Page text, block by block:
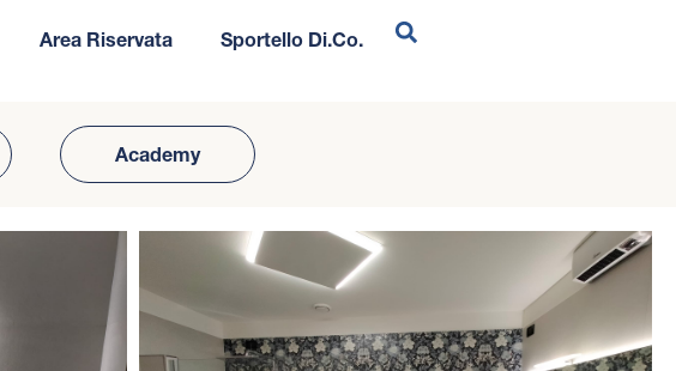
Area Riservata Sportello Di.Co.
Academy